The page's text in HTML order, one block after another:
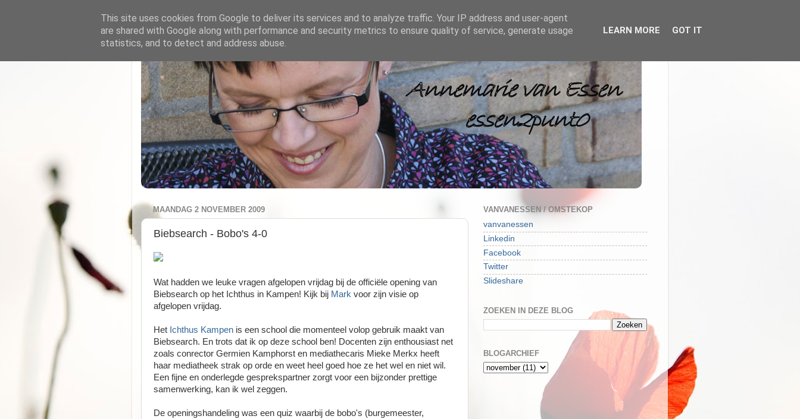
MAANDAG 2 NOVEMBER 2009
Biebsearch - Bobo's 4-0
Wat hadden we leuke vragen afgelopen vrijdag bij de officiële opening van
Biebsearch op het Ichthus in Kampen! Kijk bij Mark voor zijn visie op
afgelopen vrijdag.
Het Ichthus Kampen is een school die momenteel volop gebruik maakt van
Biebsearch. En trots dat ik op deze school ben! Docenten zijn enthousiast net
zoals conrector Germien Kamphorst en mediathecaris Mieke Merkx heeft
haar mediatheek strak op orde en weet heel goed hoe ze het wel en niet wil.
Een fijne en onderlegde gesprekspartner zorgt voor een bijzonder prettige
samenwerking, kan ik wel zeggen.
De openingshandeling was een quiz waarbij de bobo's (burgemeester,
VANVANESSEN / OMSTEKOP
vanvanessen
Linkedin
Facebook
Twitter
Slideshare
ZOEKEN IN DEZE BLOG
BLOGARCHIEF
This site uses cookies from Google to deliver its services and to analyze traffic. Your IP address and user-agent
are shared with Google along with performance and security metrics to ensure quality of service, generate usage
statistics, and to detect and address abuse.
LEARN MORE GOT IT